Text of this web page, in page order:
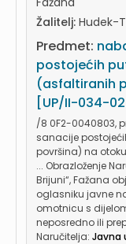
Žalitelj: Hudek-
Predmet:
postojećih
(asfaltiranih
[UP/II-034-
/8 0F2-0040803,
sanacije
površina) na
... Obrazloženje
Brijuni“, Fažana
oglasniku javne
omotnicu s
neposredno ili
Naručitelja: Javna